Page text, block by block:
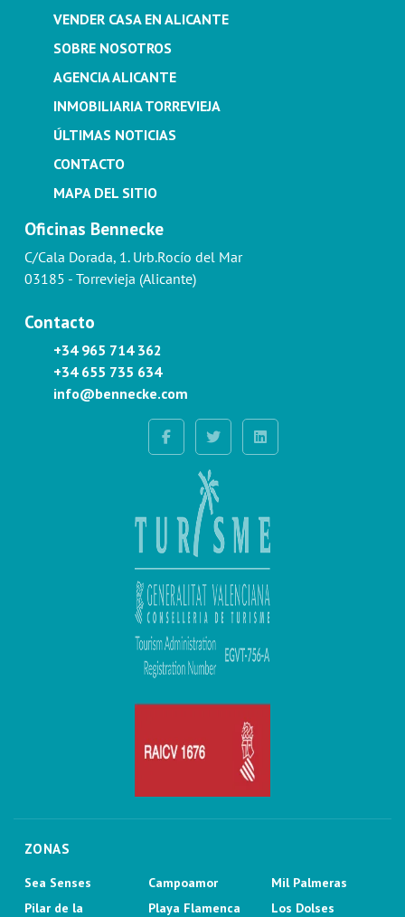
VENDER CASA EN ALICANTE
SOBRE NOSOTROS
AGENCIA ALICANTE
INMOBILIARIA TORREVIEJA
ÚLTIMAS NOTICIAS
CONTACTO
MAPA DEL SITIO
Oficinas Bennecke
C/Cala Dorada, 1. Urb.Rocío del Mar
03185 - Torrevieja (Alicante)
Contacto
+34 965 714 362
+34 655 735 634
info@bennecke.com
ZONAS
Sea Senses
Pilar de la
Campoamor
Playa Flamenca
Mil Palmeras
Los Dolses